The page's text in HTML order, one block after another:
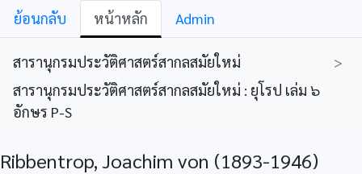
ย้อนกลับ หน้าหลัก Admin
สารานุกรมประวัติศาสตร์สากลสมัยใหม่
>
สารานุกรมประวัติศาสตร์สากลสมัยใหม่ : ยุโรป เล่ม ๖
อักษร P-S
Ribbentrop, Joachim von (1893-1946)